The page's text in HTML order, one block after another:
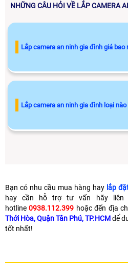
NHỮNG CÂU HỎI VỀ LẮP CAMERA
Lắp camera an ninh gia đình giá bao
Lắp camera an ninh gia đình loại
Bạn có nhu cầu mua hàng hay lắp
hay cần hỗ trợ tư vấn hãy liên
hotline0938.112.399 hoặc đến địa
Thới Hòa, Quận Tân Phú, TP.HCMđể
tốt nhất!